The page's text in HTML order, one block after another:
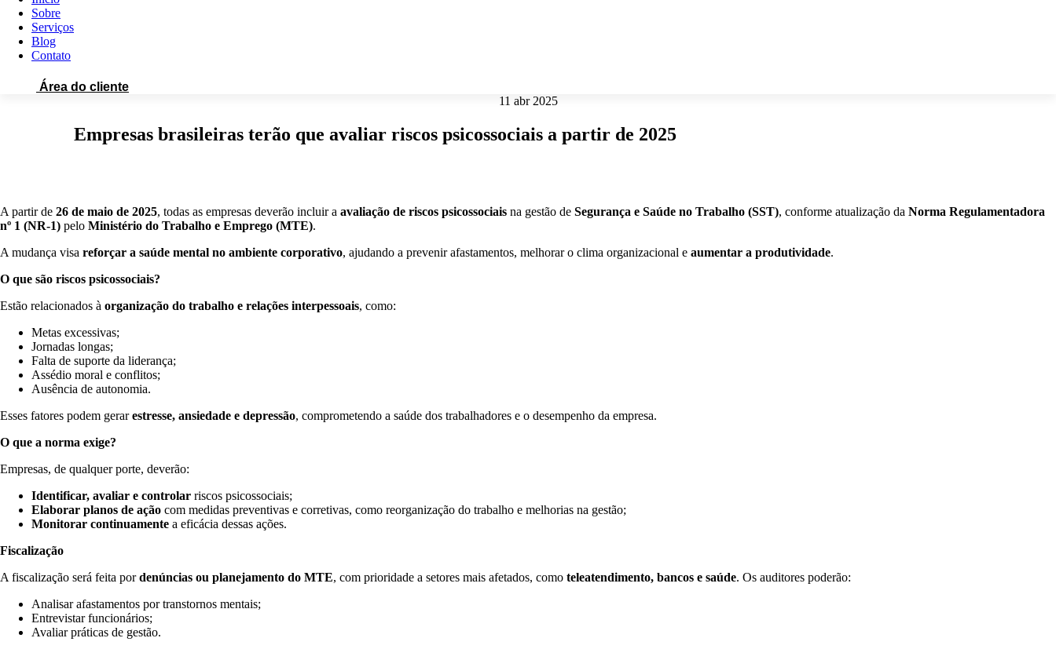
Sobre
Serviços
Blog
Contato
Área do cliente
11 abr 2025
Empresas brasileiras terão que avaliar riscos psicossociais a partir de 2025
A partir de 26 de maio de 2025, todas as empresas deverão incluir a avaliação de riscos psicossociais na gestão de Segurança e Saúde no Trabalho (SST), conforme atualização da Norma Regulamentadora
nº 1 (NR-1) pelo Ministério do Trabalho e Emprego (MTE).
A mudança visa reforçar a saúde mental no ambiente corporativo, ajudando a prevenir afastamentos, melhorar o clima organizacional e aumentar a produtividade.
O que são riscos psicossociais?
Estão relacionados à organização do trabalho e relações interpessoais, como:
Metas excessivas;
Jornadas longas;
Falta de suporte da liderança;
Assédio moral e conflitos;
Ausência de autonomia.
Esses fatores podem gerarestresse, ansiedade e depressão, comprometendo a saúde dos trabalhadores e o desempenho da empresa.
O que a norma exige?
Empresas, de qualquer porte, deverão:
Identificar, avaliar e controlar riscos psicossociais;
Elaborar planos de ação com medidas preventivas e corretivas, como reorganização do trabalho e melhorias na gestão;
Monitorar continuamente a eficácia dessas ações.
Fiscalização
A fiscalização será feita pordenúncias ou planejamento do MTE, com prioridade a setores mais afetados, como teleatendimento, bancos e saúde. Os auditores poderão:
Analisar afastamentos por transtornos mentais;
Entrevistar funcionários;
Avaliar práticas de gestão.